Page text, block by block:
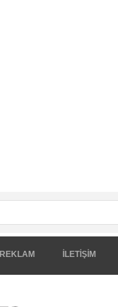
REKLAM İLETİŞİM